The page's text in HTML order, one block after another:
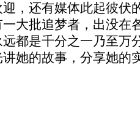
，还有媒体此起彼伏
大批追梦者，出没在
都是千分之一乃至万
她的故事，分享她的